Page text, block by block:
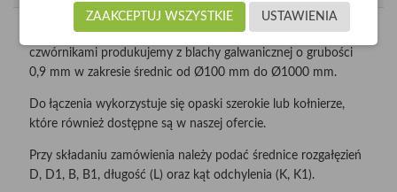
Trójniki podwójne nazywane również
czwórnikami produkujemy z blachy galwanicznej o grubości
0,9 mm w zakresie średnic od Ø100 mm do Ø1000 mm.
Do łączenia wykorzystuje się opaski szerokie lub kołnierze,
które również dostępne są w naszej ofercie.
Przy składaniu zamówienia należy podać średnice rozgałęzień
D, D1, B, B1, długość (L) oraz kąt odchylenia (K, K1).
USTAWIENIA
ZAAKCEPTUJ WSZYSTKIE